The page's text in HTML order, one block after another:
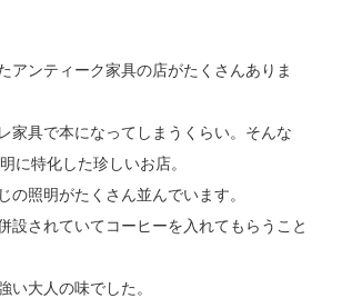
アンティーク家具の店がたくさんありま
家具で本になってしまうくらい。そんな
に特化した珍しいお店。
の照明がたくさん並んでいます。
設されていてコーヒーを入れてもらうこと
い大人の味でした。